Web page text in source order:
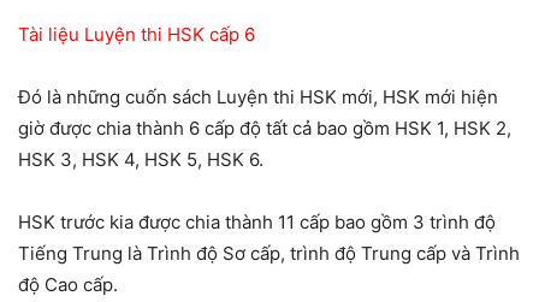
Tài liệu Luyện thi HSK cấp 6
Đó là những cuốn sách Luyện thi HSK mới, HSK mới hiện
giờ được chia thành 6 cấp độ tất cả bao gồm HSK 1, HSK 2,
HSK 3, HSK 4, HSK 5, HSK 6.
HSK trước kia được chia thành 11 cấp bao gồm 3 trình độ
Tiếng Trung là Trình độ Sơ cấp, trình độ Trung cấp và Trình
độ Cao cấp.